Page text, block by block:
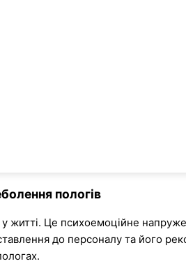
пологів
житті. Це психоемоційне
до персоналу та його